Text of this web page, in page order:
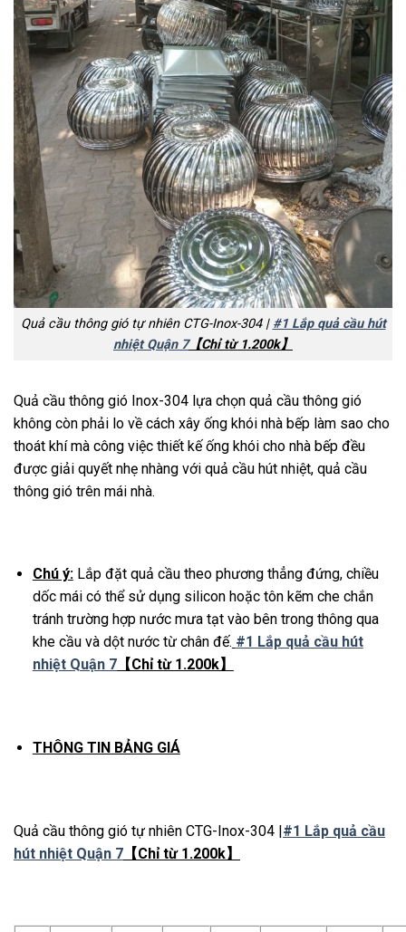
Quả cầu thông gió tự nhiên CTG-Inox-304 | #1 Lắp quả cầu hút
nhiệt Quận 7【Chỉ từ 1.200k】
Quả cầu thông gió Inox-304 lựa chọn quả cầu thông gió
không còn phải lo về cách xây ống khói nhà bếp làm sao cho
thoát khí mà công việc thiết kế ống khói cho nhà bếp đều
được giải quyết nhẹ nhàng với quả cầu hút nhiệt, quả cầu
thông gió trên mái nhà.
Chú ý:Lắp đặt quả cầu theo phương thẳng đứng, chiều
dốc mái có thể sử dụng silicon hoặc tôn kẽm che chắn
tránh trường hợp nước mưa tạt vào bên trong thông qua
khe cầu và dột nước từ chân đế. #1 Lắp quả cầu hút
nhiệt Quận 7【Chỉ từ 1.200k】
THÔNG TIN BẢNG GIÁ
Quả cầu thông gió tự nhiên CTG-Inox-304 |#1 Lắp quả cầu
hút nhiệt Quận 7 【Chỉ từ 1.200k】